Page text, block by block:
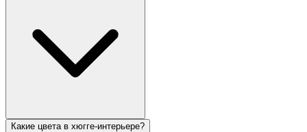
Какие цвета в хюгге-интерьере?